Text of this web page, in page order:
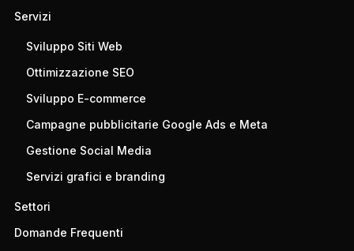
Servizi
Sviluppo Siti Web
Ottimizzazione SEO
Sviluppo E-commerce
Campagne pubblicitarie Google Ads e Meta
Gestione Social Media
Servizi grafici e branding
Settori
Domande Frequenti